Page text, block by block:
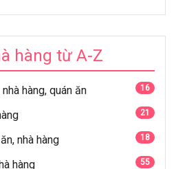
hàng từ A-Z
hàng, quán ăn 16
21
nhà hàng 18
hàng 55